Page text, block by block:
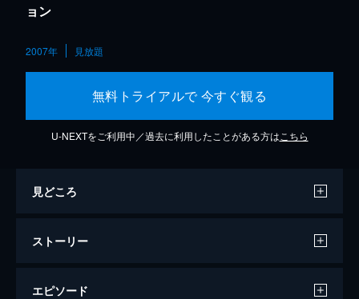
ョン
2007年 見放題
無料トライアルで 今すぐ観る
U-NEXTをご利用中／過去に利用したことがある方は こちら
見どころ
ストーリー
エピソード